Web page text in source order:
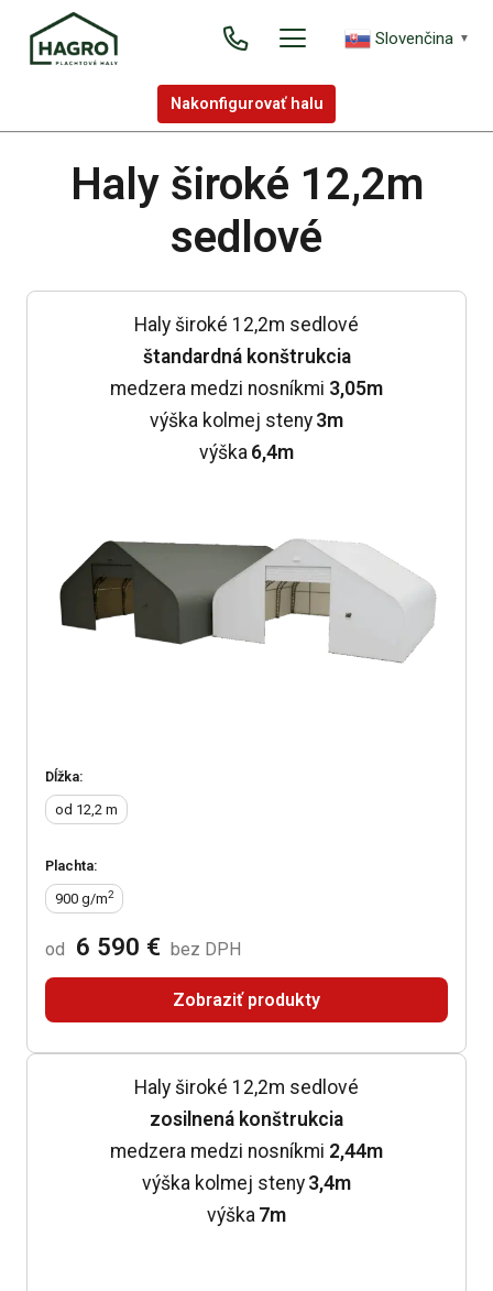
Slovenčina ▼
Nakonfigurovať halu
Haly široké 12,2m
sedlové
Haly široké 12,2m sedlové
štandardná konštrukcia
medzera medzi nosníkmi 3,05m
výška kolmej steny 3m
výška 6,4m
Dĺžka:
od 12,2 m
Plachta:
900 g/m2
od 6 590 € bez DPH
Zobraziť produkty
Haly široké 12,2m sedlové
zosilnená konštrukcia
medzera medzi nosníkmi 2,44m
výška kolmej steny 3,4m
výška 7m